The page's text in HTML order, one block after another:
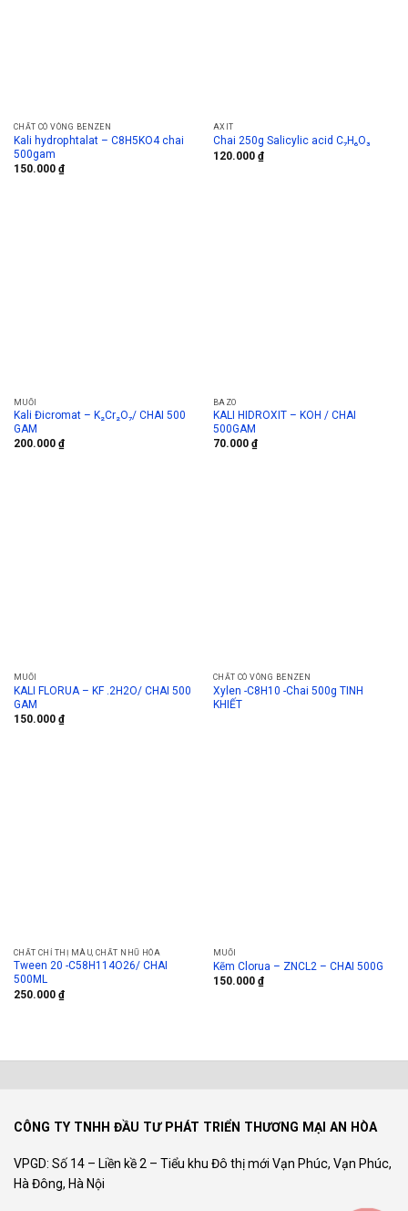
CHẤT CÓ VÒNG BENZEN
Kali hydrophtalat – C8H5KO4 chai
500gam
150.000 ₫
AXIT
Chai 250g Salicylic acid C₇H₆O₃
120.000 ₫
MUỐI
Kali Đicromat – K₂Cr₂O₇/ CHAI 500
GAM
200.000 ₫
BAZO
KALI HIDROXIT – KOH / CHAI
500GAM
70.000 ₫
MUỐI
KALI FLORUA – KF .2H2O/ CHAI 500
GAM
150.000 ₫
CHẤT CÓ VÒNG BENZEN
Xylen -C8H10 -Chai 500g TINH
KHIẾT
CHẤT CHỈ THỊ MÀU, CHẤT NHŨ HÓA
Tween 20 -C58H114O26/ CHAI
500ML
250.000 ₫
MUỐI
Kẽm Clorua – ZNCL2 – CHAI 500G
150.000 ₫
CÔNG TY TNHH ĐẦU TƯ PHÁT TRIỂN THƯƠNG MẠI AN HÒA
VPGD: Số 14 – Liền kề 2 – Tiểu khu Đô thị mới Vạn Phúc, Vạn Phúc,
Hà Đông, Hà Nội